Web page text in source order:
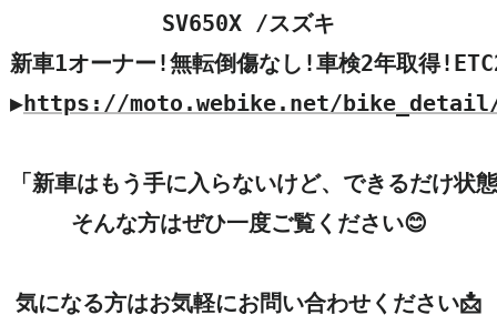
SV650X /スズキ
新車1オーナー!無転倒傷なし!車検2年取得
▶https://moto.webike.net/bike_detail/
「新車はもう手に入らないけど、できるだけ状
そんな方はぜひ一度ご覧ください😊
気になる方はお気軽にお問い合わせください📩